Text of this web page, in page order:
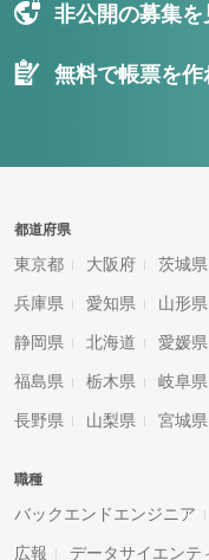
非公開の募集を
無料で帳票を作
都道府県
東京都 大阪府 茨城県
兵庫県 愛知県 山形県
静岡県 北海道 愛媛県
福島県 栃木県 岐阜県
長野県 山梨県 宮城県
職種
バックエンドエンジニア
広報 データサイエンテ